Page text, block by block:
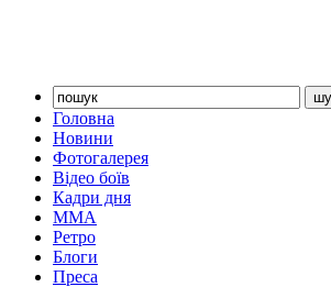
Головна
Новини
Фотогалерея
Відео боїв
Кадри дня
ММА
Ретро
Блоги
Преса